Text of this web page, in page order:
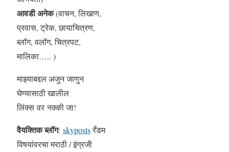
आवडी अनेक(वाचन, लिखाण,
प्रवास, ट्रेक, छायाचित्रण,
ब्लॉग, वलॉग, चित्रपट,
मालिका….. )
माझ्याबद्दल अजुन जाणुन
घेण्यासाठी खालील
लिंक्स वर नक्की जा!
वैयक्तिक ब्लॉग: skypostsरँडम
विषयांवरचा मराठी / इंग्रजी